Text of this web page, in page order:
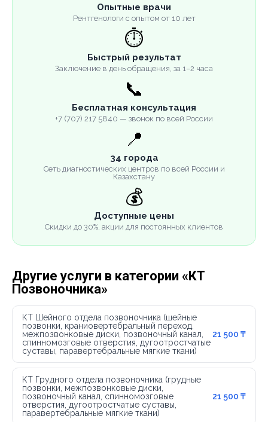
Опытные врачи
Рентгенологи с опытом от 10 лет
⏱️
Быстрый результат
Заключение в день обращения, за 1–2 часа
📞
Бесплатная консультация
+7 (707) 217 5840 — звонок по всей России
📍
34 города
Сеть диагностических центров по всей России и
Казахстану
💰
Доступные цены
Скидки до 30%, акции для постоянных клиентов
Другие услуги в категории «КТ
Позвоночника»
КТ Шейного отдела позвоночника (шейные
позвонки, краниовертебральный переход,
межпозвонковые диски, позвоночный канал,
спинномозговые отверстия, дугоотростчатые
суставы, паравертебральные мягкие ткани)
21 500 ₸
КТ Грудного отдела позвоночника (грудные
позвонки, межпозвонковые диски,
позвоночный канал, спинномозговые
отверстия, дугоотростчатые суставы,
паравертебральные мягкие ткани)
21 500 ₸